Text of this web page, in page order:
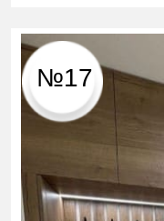
№17